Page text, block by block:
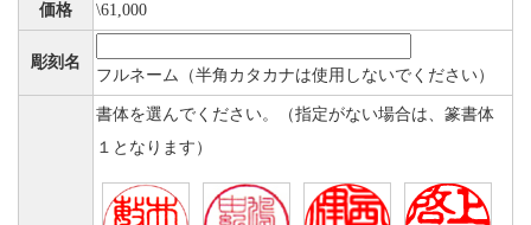
価格 \61,000
彫刻名
フルネーム（半角カタカナは使用しないでください）
書体を選んでください。（指定がない場合は、篆書体
１となります）